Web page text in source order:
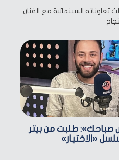
تعاوناته السينمائية مع الفنان
طلبت من بيتر
«الاختيار»